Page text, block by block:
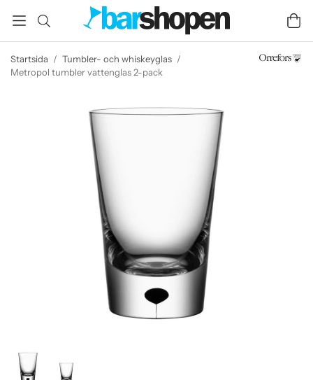
Startsida / Tumbler- och whiskeyglas /
Metropol tumbler vattenglas 2-pack